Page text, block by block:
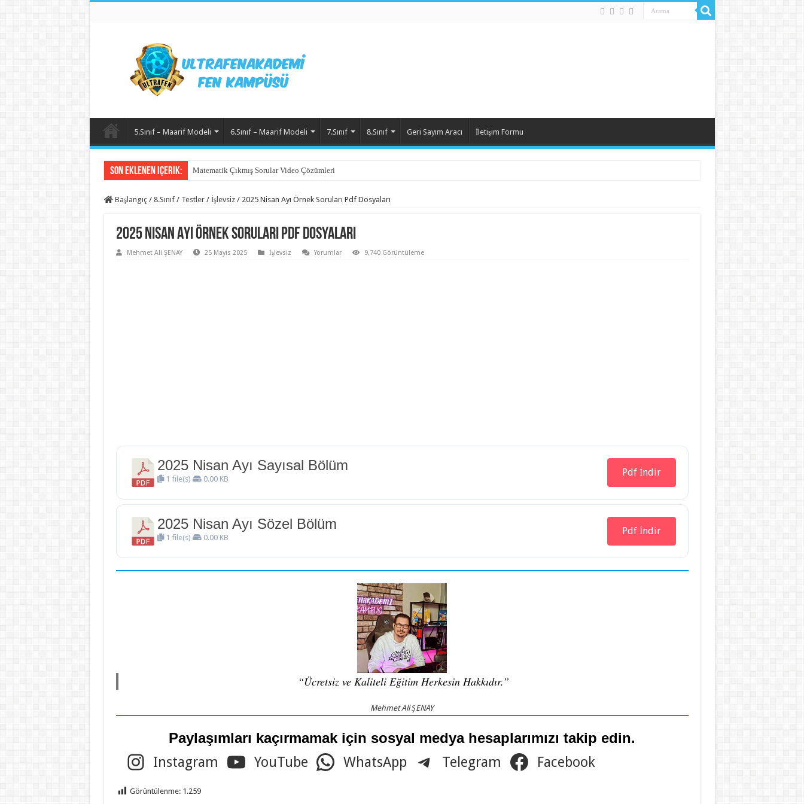
5.Sınıf – Maarif Modeli 6.Sınıf – Maarif Modeli 7.Sınıf 8.Sınıf Geri Sayım Aracı İletişim Formu
Son Eklenen içerik: Matematik Çıkmış Sorular Video Çözümleri
Başlangıç / 8.Sınıf / Testler / İşlevsiz / 2025 Nisan Ayı Örnek Soruları Pdf Dosyaları
2025 Nisan Ayı Örnek Soruları Pdf Dosyaları
Mehmet Ali ŞENAY 25 Mayıs 2025 İşlevsiz Yorumlar 9,740 Görüntüleme
2025 Nisan Ayı Sayısal Bölüm
1 file(s) 0.00 KB
Pdf İndir
2025 Nisan Ayı Sözel Bölüm
1 file(s) 0.00 KB
Pdf İndir
“Ücretsiz ve Kaliteli Eğitim Herkesin Hakkıdır.”
Mehmet Ali ŞENAY
Paylaşımları kaçırmamak için sosyal medya hesaplarımızı takip edin.
Instagram YouTube WhatsApp Telegram Facebook
Görüntülenme: 1.259